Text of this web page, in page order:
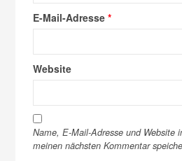
E-Mail-Adresse*
Website
Name, E-Mail-Adresse und Website
meinen nächsten Kommentar